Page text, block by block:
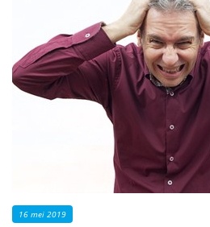
16 mei 2019